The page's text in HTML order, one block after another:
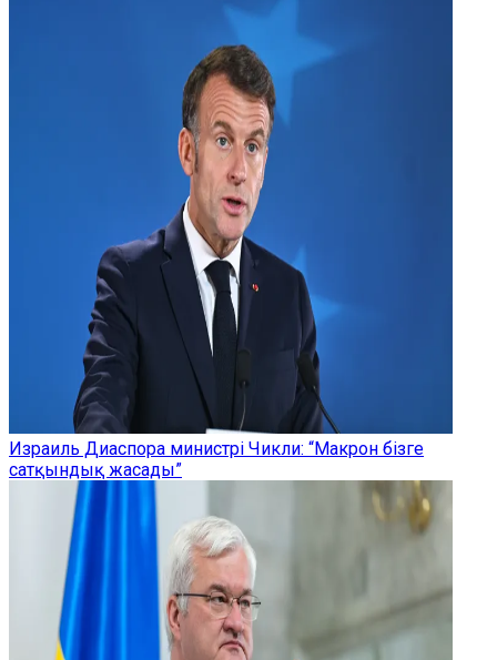
Израиль Диаспора министрі Чикли: “Макрон бізге
сатқындық жасады”